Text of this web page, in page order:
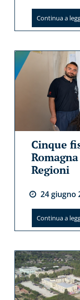
Continua a
Cinque
Regioni
24giugno
Continua a